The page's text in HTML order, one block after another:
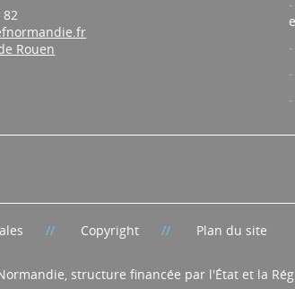
82
Rouen
Copyright Plan du site
structure financée par l'État et la